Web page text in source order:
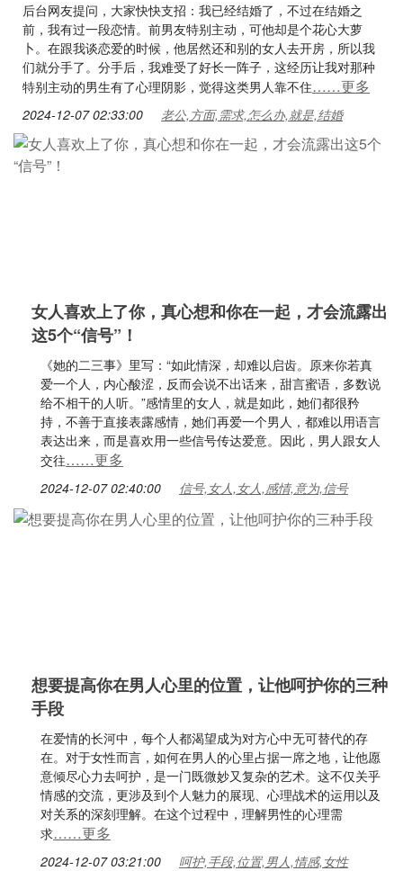
后台网友提问，大家快快支招：我已经结婚了，不过在结婚之
前，我有过一段恋情。前男友特别主动，可他却是个花心大萝
卜。在跟我谈恋爱的时候，他居然还和别的女人去开房，所以我
们就分手了。分手后，我难受了好长一阵子，这经历让我对那种
特别主动的男生有了心理阴影，觉得这类男人靠不住……更多
2024-12-07 02:33:00 老公,方面,需求,怎么办,就是,结婚
女人喜欢上了你，真心想和你在一起，才会流露出
这5个“信号”！
《她的二三事》里写：“如此情深，却难以启齿。原来你若真
爱一个人，内心酸涩，反而会说不出话来，甜言蜜语，多数说
给不相干的人听。”感情里的女人，就是如此，她们都很矜
持，不善于直接表露感情，她们再爱一个男人，都难以用语言
表达出来，而是喜欢用一些信号传达爱意。因此，男人跟女人
交往……更多
2024-12-07 02:40:00 信号,女人,女人,感情,意为,信号
想要提高你在男人心里的位置，让他呵护你的三种
手段
在爱情的长河中，每个人都渴望成为对方心中无可替代的存
在。对于女性而言，如何在男人的心里占据一席之地，让他愿
意倾尽心力去呵护，是一门既微妙又复杂的艺术。这不仅关乎
情感的交流，更涉及到个人魅力的展现、心理战术的运用以及
对关系的深刻理解。在这个过程中，理解男性的心理需
求……更多
2024-12-07 03:21:00 呵护,手段,位置,男人,情感,女性